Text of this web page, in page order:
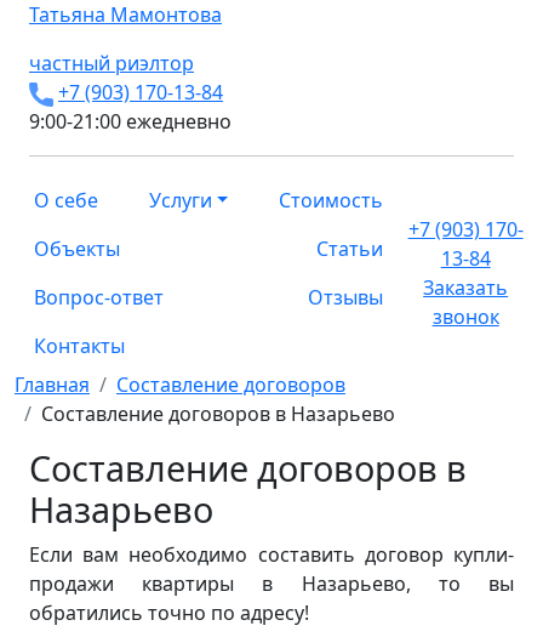
Татьяна Мамонтова
частный риэлтор
+7 (903) 170-13-84
9:00-21:00 ежедневно
О себе Услуги
Стоимость
Объекты
Статьи
Вопрос-ответ
Отзывы
Контакты
+7 (903) 170-
13-84
Заказать
звонок
Главная
Составление договоров
Составление договоров в Назарьево
Составление договоров в
Назарьево
Если вам необходимо составить договор купли-
продажи квартиры в Назарьево, то вы
обратились точно по адресу!